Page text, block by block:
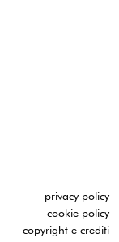
privacy policy
cookie policy
copyright e crediti